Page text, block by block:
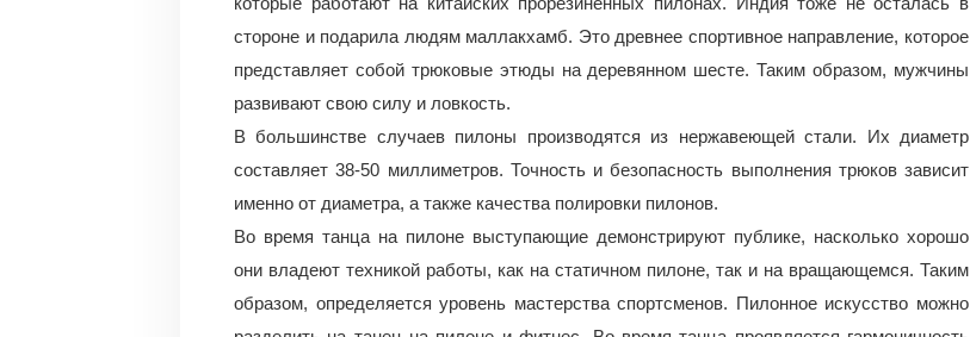
стороне и подарила людям маллакхамб. Это древнее спортивное направление, которое
представляет собой трюковые этюды на деревянном шесте. Таким образом, мужчины
развивают свою силу и ловкость.
В большинстве случаев пилоны производятся из нержавеющей стали. Их диаметр
составляет 38-50 миллиметров. Точность и безопасность выполнения трюков зависит
именно от диаметра, а также качества полировки пилонов.
Во время танца на пилоне выступающие демонстрируют публике, насколько хорошо
они владеют техникой работы, как на статичном пилоне, так и на вращающемся. Таким
образом, определяется уровень мастерства спортсменов. Пилонное искусство можно